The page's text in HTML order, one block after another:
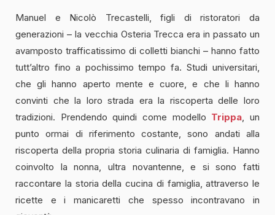
Manuel e Nicolò Trecastelli, figli di ristoratori da
generazioni – la vecchia Osteria Trecca era in passato un
avamposto trafficatissimo di colletti bianchi – hanno fatto
tutt’altro fino a pochissimo tempo fa. Studi universitari,
che gli hanno aperto mente e cuore, e che li hanno
convinti che la loro strada era la riscoperta delle loro
tradizioni. Prendendo quindi come modello Trippa , un
punto ormai di riferimento costante, sono andati alla
riscoperta della propria storia culinaria di famiglia. Hanno
coinvolto la nonna, ultra novantenne, e si sono fatti
raccontare la storia della cucina di famiglia, attraverso le
ricette e i manicaretti che spesso incontravano in